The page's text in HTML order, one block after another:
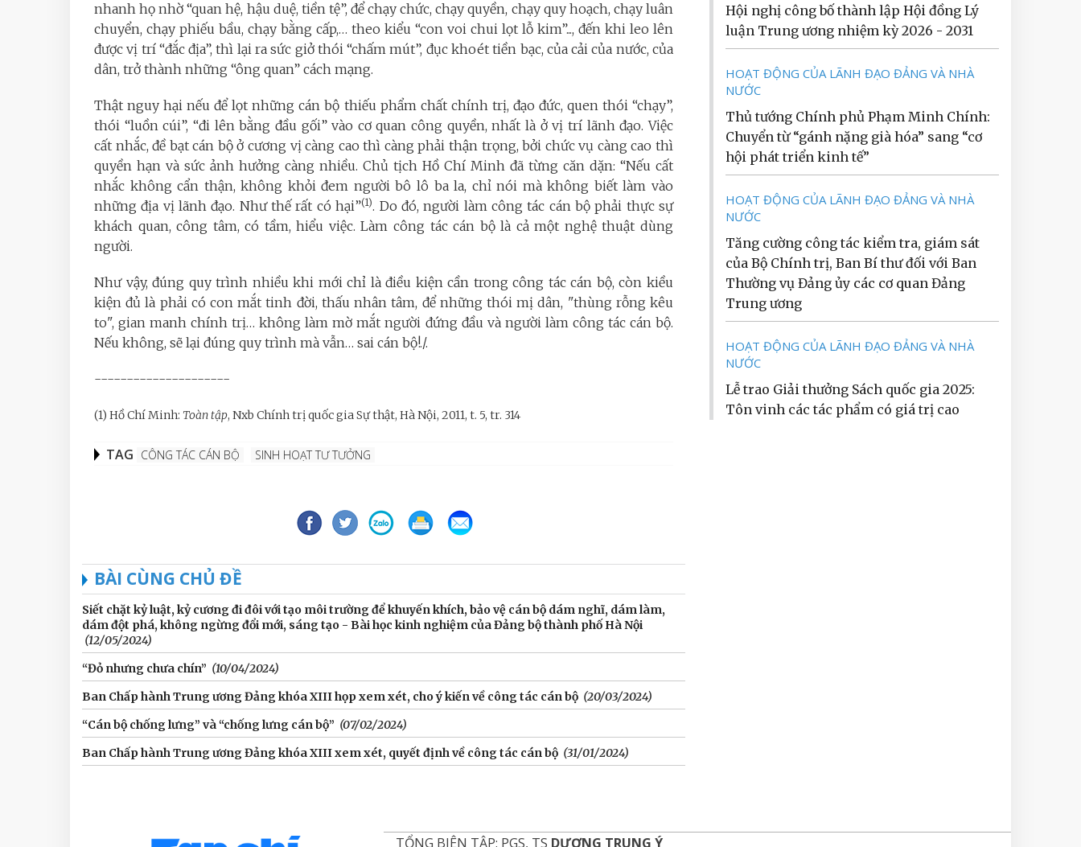
nhanh họ nhờ “quan hệ, hậu duệ, tiền tệ”, để chạy chức, chạy quyền, chạy quy hoạch, chạy luân
chuyển, chạy phiếu bầu, chạy bằng cấp,… theo kiểu “con voi chui lọt lỗ kim”..., đến khi leo lên
được vị trí “đắc địa”, thì lại ra sức giở thói “chấm mút”, đục khoét tiền bạc, của cải của nước, của
dân, trở thành những “ông quan” cách mạng.
Thật nguy hại nếu để lọt những cán bộ thiếu phẩm chất chính trị, đạo đức, quen thói “chạy”,
thói “luồn cúi”, “đi lên bằng đầu gối” vào cơ quan công quyền, nhất là ở vị trí lãnh đạo. Việc
cất nhắc, đề bạt cán bộ ở cương vị càng cao thì càng phải thận trọng, bởi chức vụ càng cao thì
quyền hạn và sức ảnh hưởng càng nhiều. Chủ tịch Hồ Chí Minh đã từng căn dặn: “Nếu cất
nhắc không cẩn thận, không khỏi đem người bô lô ba la, chỉ nói mà không biết làm vào
những địa vị lãnh đạo. Như thế rất có hại”(1). Do đó, người làm công tác cán bộ phải thực sự
khách quan, công tâm, có tầm, hiểu việc. Làm công tác cán bộ là cả một nghệ thuật dùng
người.
Như vậy, đúng quy trình nhiều khi mới chỉ là điều kiện cần trong công tác cán bộ, còn kiều
kiện đủ là phải có con mắt tinh đời, thấu nhân tâm, để những thói mị dân, "thùng rỗng kêu
to", gian manh chính trị… không làm mờ mắt người đứng đầu và người làm công tác cán bộ.
Nếu không, sẽ lại đúng quy trình mà vẫn… sai cán bộ!./.
---------------------
(1) Hồ Chí Minh: Toàn tập, Nxb Chính trị quốc gia Sự thật, Hà Nội, 2011, t. 5, tr. 314
TAG CÔNG TÁC CÁN BỘ SINH HOẠT TƯ TƯỞNG
BÀI CÙNG CHỦ ĐỀ
Siết chặt kỷ luật, kỷ cương đi đôi với tạo môi trường để khuyến khích, bảo vệ cán bộ dám nghĩ, dám làm,
dám đột phá, không ngừng đổi mới, sáng tạo - Bài học kinh nghiệm của Đảng bộ thành phố Hà Nội
(12/05/2024)
“Đỏ nhưng chưa chín” (10/04/2024)
Ban Chấp hành Trung ương Đảng khóa XIII họp xem xét, cho ý kiến về công tác cán bộ (20/03/2024)
“Cán bộ chống lưng” và “chống lưng cán bộ” (07/02/2024)
Ban Chấp hành Trung ương Đảng khóa XIII xem xét, quyết định về công tác cán bộ (31/01/2024)
Hội nghị công bố thành lập Hội đồng Lý
luận Trung ương nhiệm kỳ 2026 - 2031
HOẠT ĐỘNG CỦA LÃNH ĐẠO ĐẢNG VÀ NHÀ
NƯỚC
Thủ tướng Chính phủ Phạm Minh Chính:
Chuyển từ “gánh nặng già hóa” sang “cơ
hội phát triển kinh tế”
HOẠT ĐỘNG CỦA LÃNH ĐẠO ĐẢNG VÀ NHÀ
NƯỚC
Tăng cường công tác kiểm tra, giám sát
của Bộ Chính trị, Ban Bí thư đối với Ban
Thường vụ Đảng ủy các cơ quan Đảng
Trung ương
HOẠT ĐỘNG CỦA LÃNH ĐẠO ĐẢNG VÀ NHÀ
NƯỚC
Lễ trao Giải thưởng Sách quốc gia 2025:
Tôn vinh các tác phẩm có giá trị cao
TỔNG BIÊN TẬP: PGS, TS DƯƠNG TRUNG Ý